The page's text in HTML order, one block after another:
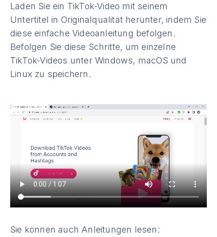
Laden Sie ein TikTok-Video mit seinem
Untertitel in Originalqualität herunter, indem Sie
diese einfache Videoanleitung befolgen.
Befolgen Sie diese Schritte, um einzelne
TikTok-Videos unter Windows, macOS und
Linux zu speichern.
Sie können auch Anleitungen lesen: